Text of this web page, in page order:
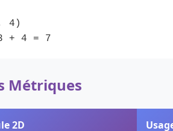
4)
+ 4 = 7
Métriques
2D